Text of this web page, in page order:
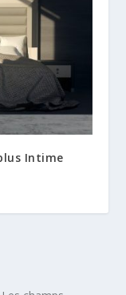
Intime